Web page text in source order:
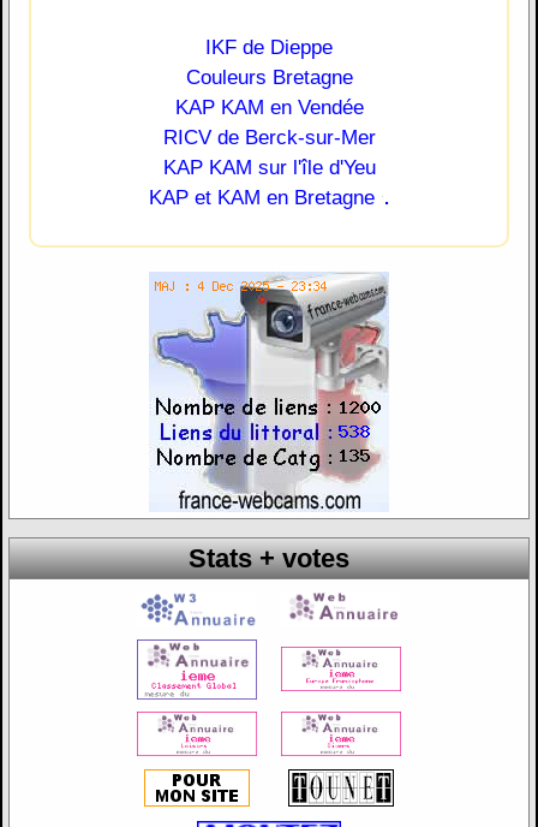
IKF de Dieppe
Couleurs Bretagne
KAP KAM en Vendée
RICV de Berck-sur-Mer
KAP KAM sur l'île d'Yeu
KAP et KAM en Bretagne .
Stats + votes